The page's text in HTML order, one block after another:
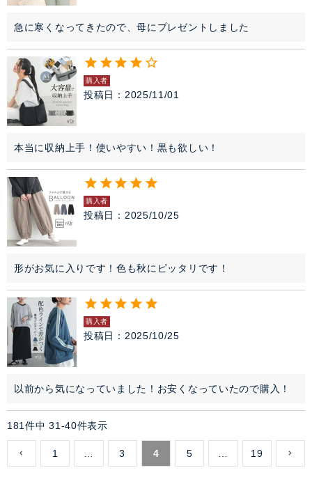
急に寒くなってきたので、母にプレゼントしました
購入者
投稿日 2025/11/01
本当に収納上手！使いやすい！黒も欲しい！
購入者
投稿日 2025/10/25
形がお気に入りです！色も秋にピッタリです！
購入者
投稿日 2025/10/25
以前から気になっていました！お安くなっていたので購入！
181件中 31 -40件表示
1 3 4 5 19